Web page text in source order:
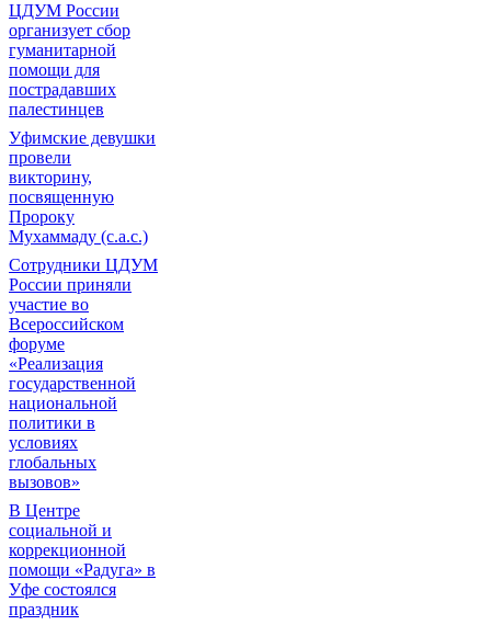
ЦДУМ России
организует сбор
гуманитарной
помощи для
пострадавших
палестинцев
Уфимские девушки
провели
викторину,
посвященную
Пророку
Мухаммаду (с.а.с.)
Сотрудники ЦДУМ
России приняли
участие во
Всероссийском
форуме
«Реализация
государственной
национальной
политики в
условиях
глобальных
вызовов»
В Центре
социальной и
коррекционной
помощи «Радуга» в
Уфе состоялся
праздник